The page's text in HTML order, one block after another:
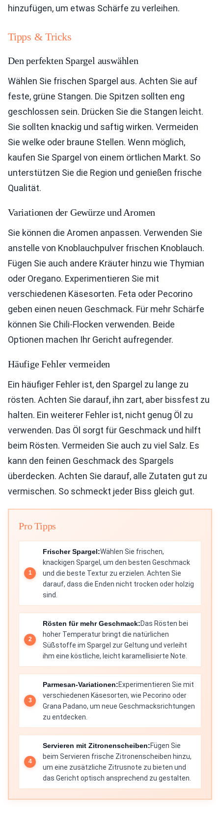
hinzufügen, um etwas Schärfe zu verleihen.
Tipps & Tricks
Den perfekten Spargel auswählen
Wählen Sie frischen Spargel aus. Achten Sie auf
feste, grüne Stangen. Die Spitzen sollten eng
geschlossen sein. Drücken Sie die Stangen leicht.
Sie sollten knackig und saftig wirken. Vermeiden
Sie welke oder braune Stellen. Wenn möglich,
kaufen Sie Spargel von einem örtlichen Markt. So
unterstützen Sie die Region und genießen frische
Qualität.
Variationen der Gewürze und Aromen
Sie können die Aromen anpassen. Verwenden Sie
anstelle von Knoblauchpulver frischen Knoblauch.
Fügen Sie auch andere Kräuter hinzu wie Thymian
oder Oregano. Experimentieren Sie mit
verschiedenen Käsesorten. Feta oder Pecorino
geben einen neuen Geschmack. Für mehr Schärfe
können Sie Chili-Flocken verwenden. Beide
Optionen machen Ihr Gericht aufregender.
Häufige Fehler vermeiden
Ein häufiger Fehler ist, den Spargel zu lange zu
rösten. Achten Sie darauf, ihn zart, aber bissfest zu
halten. Ein weiterer Fehler ist, nicht genug Öl zu
verwenden. Das Öl sorgt für Geschmack und hilft
beim Rösten. Vermeiden Sie auch zu viel Salz. Es
kann den feinen Geschmack des Spargels
überdecken. Achten Sie darauf, alle Zutaten gut zu
vermischen. So schmeckt jeder Biss gleich gut.
Pro Tipps
Frischer Spargel:Wählen Sie frischen,
knackigen Spargel, um den besten Geschmack
und die beste Textur zu erzielen. Achten Sie
darauf, dass die Enden nicht trocken oder holzig
sind.
Rösten für mehr Geschmack:Das Rösten bei
hoher Temperatur bringt die natürlichen
Süßstoffe im Spargel zur Geltung und verleiht
ihm eine köstliche, leicht karamellisierte Note.
Parmesan-Variationen:Experimentieren Sie mit
verschiedenen Käsesorten, wie Pecorino oder
Grana Padano, um neue Geschmacksrichtungen
zu entdecken.
Servieren mit Zitronenscheiben:Fügen Sie
beim Servieren frische Zitronenscheiben hinzu,
um eine zusätzliche Zitrusnote zu bieten und
das Gericht optisch ansprechend zu gestalten.